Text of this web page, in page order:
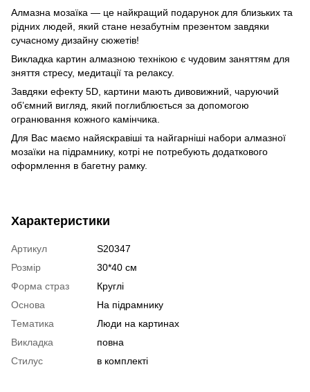
Алмазна мозаїка — це найкращий подарунок для близьких та
рідних людей, який стане незабутнім презентом завдяки
сучасному дизайну сюжетів!
Викладка картин алмазною технікою є чудовим заняттям для
зняття стресу, медитації та релаксу.
Завдяки ефекту 5D, картини мають дивовижний, чаруючий
об’ємний вигляд, який поглиблюється за допомогою
огранювання кожного камінчика.
Для Вас маємо найяскравіші та найгарніші набори алмазної
мозаїки на підрамнику, котрі не потребують додаткового
оформлення в багетну рамку.
Характеристики
Артикул
S20347
Розмір
30*40 см
Форма страз
Круглі
Основа
На підрамнику
Тематика
Люди на картинах
Викладка
повна
Стилус
в комплекті